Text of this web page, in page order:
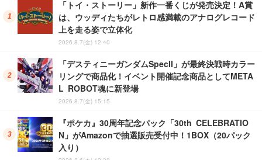
「トイ・ストーリー」新作一番くじが発売決定！A賞
は、ウッディたちがレトロ感満載のアナログレコード
上を走る姿で立体化
2026.8.7(金) 12:40
「デスティニーガンダムSpecII」が最終決戦時カラー
リングで商品化！イベント開催記念商品としてMETA
L ROBOT魂に新登場
2026.8.7(金) 15:15
『ポケカ』30周年記念パック「30th CELEBRATIO
N」がAmazonで抽選販売受付中！1BOX（20パック
入り）